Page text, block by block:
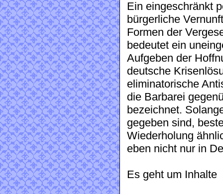
Ein eingeschränkt
bürgerliche
Formen der
bedeutet ein
Aufgeben der
deutsche
eliminatorische
die Barbarei
bezeichnet.
gegeben sind,
Wiederholung
eben nicht nur in
Es geht um Inhalte